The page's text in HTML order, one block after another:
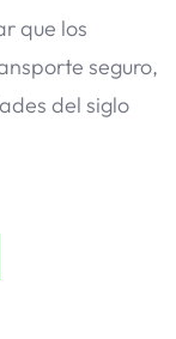
que los
seguro,
del siglo